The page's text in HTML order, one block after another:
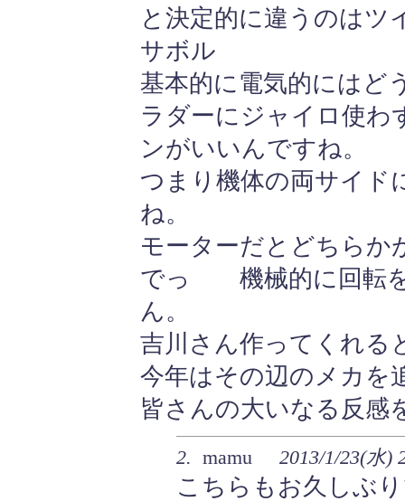
と決定的に違うのは
サボル
基本的に電気的にはど
ラダーにジャイロ使わ
ンがいいんですね。
つまり機体の両サイド
ね。
モーターだとどちら
でっ 機械的に回転を
ん。
吉川さん作ってくれる
今年はその辺のメカを
皆さんの大いなる反感
2. mamu 2013/1/23(水)
こちらもお久しぶ